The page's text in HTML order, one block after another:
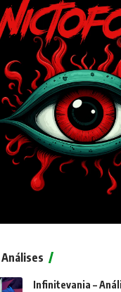
Infinitevania –